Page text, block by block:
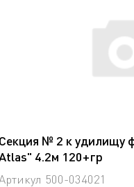
Секция № 2 к удилищу
4.2м 120+гр
500-034021